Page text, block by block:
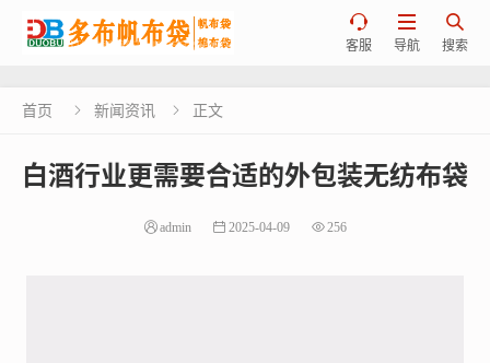

搜索

导航

客服
首页  新闻资讯  正文
白酒行业更需要合适的外包装无纺布袋
admin 2025-04-09 256